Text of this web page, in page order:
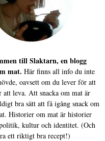
till Slaktarn, en blogg
mat. Här finns all info du inte
oavsett om du lever för att
att leva. Att snacka om mat är
bra sätt att få igång snack om
Historier om mat är historier
kultur och identitet. (Och
ett riktigt bra recept!)